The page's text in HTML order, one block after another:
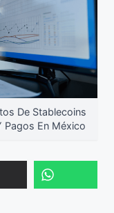
De Stablecoins
Pagos En México